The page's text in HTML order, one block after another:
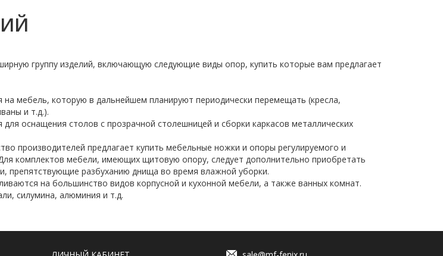
группу изделий, включающую следующие виды опор, купить которые вам предлагает
мебель, которую в дальнейшем планируют периодически перемещать (кресла,
и т.д.).
оснащения столов с прозрачной столешницей и сборки каркасов металлических
производителей предлагает купить мебельные ножки и опоры регулируемого и
комплектов мебели, имеющих щитовую опору, следует дополнительно приобретать
препятствующие разбуханию днища во время влажной уборки.
на большинство видов корпусной и кухонной мебели, а также ванных комнат.
силумина, алюминия и т.д.